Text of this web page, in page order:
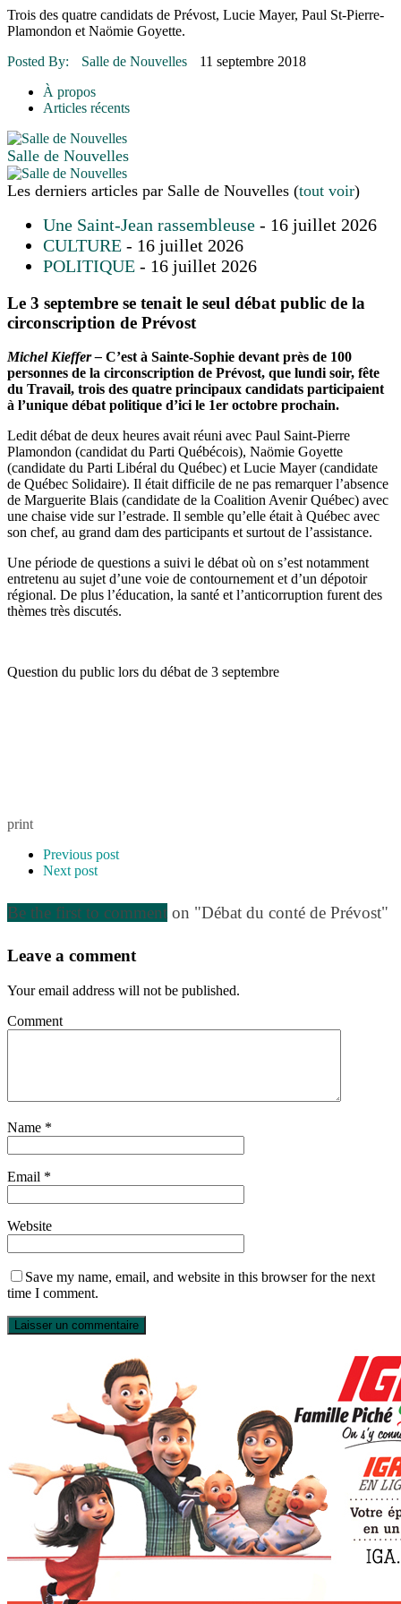
16 juillet 2026 | CULTURE
16 juillet 2026 | POLITIQUE
16 juillet 2026 | COMMUNAUTAIRE
Trois des quatre candidats de Prévost, Lucie Mayer, Paul St-Pierre-
Plamondon et Naömie Goyette.
Posted By:
Salle de Nouvelles
11 septembre 2018
À propos
Articles récents
Salle de Nouvelles
Les derniers articles par Salle de Nouvelles (tout voir)
Une Saint-Jean rassembleuse - 16 juillet 2026
CULTURE - 16 juillet 2026
POLITIQUE - 16 juillet 2026
Le 3 septembre se tenait le seul débat public de la
circonscription de Prévost
Michel Kieffer – C’est à Sainte-Sophie devant près de 100
personnes de la circonscription de Prévost, que lundi soir, fête
du Travail, trois des quatre principaux candidats participaient
à l’unique débat politique d’ici le 1er octobre prochain.
Ledit débat de deux heures avait réuni avec Paul Saint-Pierre
Plamondon (candidat du Parti Québécois), Naömie Goyette
(candidate du Parti Libéral du Québec) et Lucie Mayer (candidate
de Québec Solidaire). Il était difficile de ne pas remarquer l’absence
de Marguerite Blais (candidate de la Coalition Avenir Québec) avec
une chaise vide sur l’estrade. Il semble qu’elle était à Québec avec
son chef, au grand dam des participants et surtout de l’assistance.
Une période de questions a suivi le débat où on s’est notamment
entretenu au sujet d’une voie de contournement et d’un dépotoir
régional. De plus l’éducation, la santé et l’anticorruption furent des
thèmes très discutés.
Question du public lors du débat de 3 septembre
print
Previous post
Next post
Be the first to comment on "Débat du conté de Prévost"
Leave a comment
Your email address will not be published.
Comment
Name *
Email *
Website
Save my name, email, and website in this browser for the next
time I comment.